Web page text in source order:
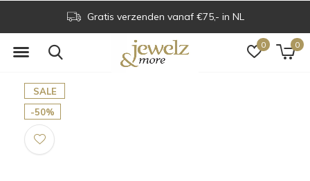
0 0
Gratis verzenden vanaf €75,- in NL
SALE
-50%